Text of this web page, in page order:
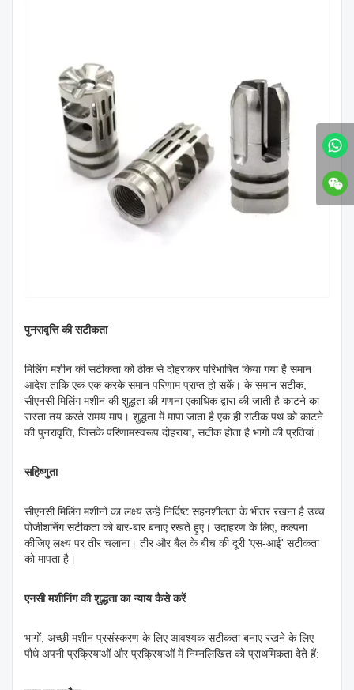
पुनरावृत्ति की सटीकता
मिलिंग मशीन की सटीकता को ठीक से दोहराकर परिभाषित किया गया है समान
आदेश ताकि एक-एक करके समान परिणाम प्राप्त हो सकें। के समान सटीक,
सीएनसी मिलिंग मशीन की शुद्धता की गणना एकाधिक द्वारा की जाती है काटने का
रास्ता तय करते समय माप। शुद्धता में मापा जाता है एक ही सटीक पथ को काटने
की पुनरावृत्ति, जिसके परिणामस्वरूप दोहराया, सटीक होता है भागों की प्रतियां।
सहिष्णुता
सीएनसी मिलिंग मशीनों का लक्ष्य उन्हें निर्दिष्ट सहनशीलता के भीतर रखना है उच्च
पोजीशनिंग सटीकता को बार-बार बनाए रखते हुए। उदाहरण के लिए, कल्पना
कीजिए लक्ष्य पर तीर चलाना। तीर और बैल के बीच की दूरी 'एस-आई' सटीकता
को मापता है।
एनसी मशीनिंग की शुद्धता का न्याय कैसे करें
भागों, अच्छी मशीन प्रसंस्करण के लिए आवश्यक सटीकता बनाए रखने के लिए
पौधे अपनी प्रक्रियाओं और प्रक्रियाओं में निम्नलिखित को प्राथमिकता देते हैं: